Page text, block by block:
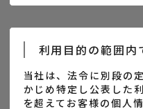
利用目的の範囲内
当社は、法令に別段の
かじめ特定し公表した
を超えてお客様の個人